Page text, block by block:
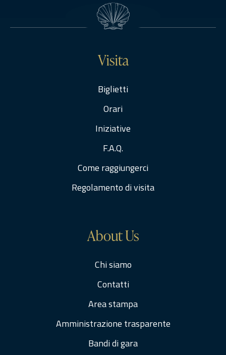
Visita
Biglietti
Orari
Iniziative
F.A.Q.
Come raggiungerci
Regolamento di visita
About Us
Chi siamo
Contatti
Area stampa
Amministrazione trasparente
Bandi di gara